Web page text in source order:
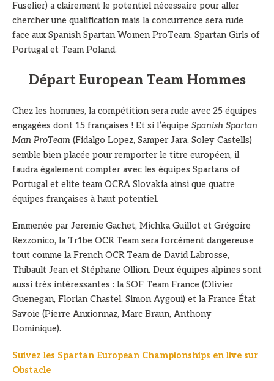
Fuselier) a clairement le potentiel nécessaire pour aller
chercher une qualification mais la concurrence sera rude
face aux Spanish Spartan Women ProTeam, Spartan Girls of
Portugal et Team Poland.
Départ European Team Hommes
Chez les hommes, la compétition sera rude avec 25 équipes
engagées dont 15 françaises ! Et si l’équipe Spanish Spartan
Man ProTeam (Fidalgo Lopez, Samper Jara, Soley Castells)
semble bien placée pour remporter le titre européen, il
faudra également compter avec les équipes Spartans of
Portugal et elite team OCRA Slovakia ainsi que quatre
équipes françaises à haut potentiel.
Emmenée par Jeremie Gachet, Michka Guillot et Grégoire
Rezzonico, la Tr1be OCR Team sera forcément dangereuse
tout comme la French OCR Team de David Labrosse,
Thibault Jean et Stéphane Ollion. Deux équipes alpines sont
aussi très intéressantes : la SOF Team France (Olivier
Guenegan, Florian Chastel, Simon Aygoui) et la France État
Savoie (Pierre Anxionnaz, Marc Braun, Anthony
Dominique).
Suivez les Spartan European Championships en live sur
Obstacle